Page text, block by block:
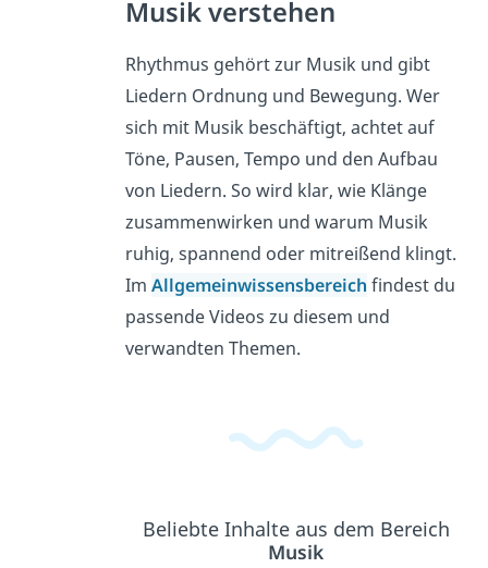
Musik verstehen
Rhythmus gehört zur Musik und gibt
Liedern Ordnung und Bewegung. Wer
sich mit Musik beschäftigt, achtet auf
Töne, Pausen, Tempo und den Aufbau
von Liedern. So wird klar, wie Klänge
zusammenwirken und warum Musik
ruhig, spannend oder mitreißend klingt.
Im Allgemeinwissensbereich findest du
passende Videos zu diesem und
verwandten Themen.
Beliebte Inhalte aus dem Bereich
Musik